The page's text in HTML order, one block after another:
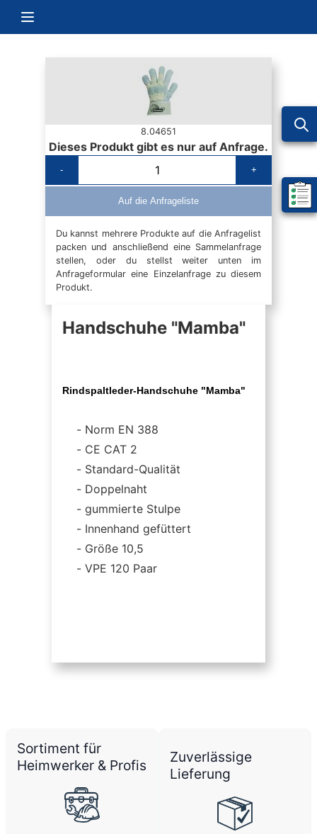
Navigation umschalten
Mein
8.04651
Dieses Produkt gibt es nur auf Anfrage.
- +
Auf die Anfrageliste
Du kannst mehrere Produkte auf die Anfragelist
packen und anschließend eine Sammelanfrage
stellen, oder du stellst weiter unten im
Anfrageformular eine Einzelanfrage zu diesem
Produkt.
Handschuhe "Mamba"
Rindspaltleder-Handschuhe "Mamba"
Norm EN 388
CE CAT 2
Standard-Qualität
Doppelnaht
gummierte Stulpe
Innenhand gefüttert
Größe 10,5
VPE 120 Paar
Sortiment für
Heimwerker & Profis
Zuverlässige
Lieferung